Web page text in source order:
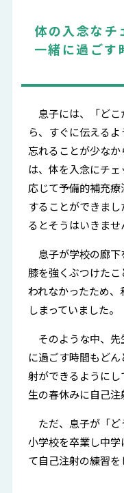
体の入念なチ
一緒に過ごす
息子には、「ど
ら、すぐに伝える
忘れることが少な
は、体を入念にチ
応じて予備的補充
することができま
るとそうはいきませ
息子が学校の廊
膝を強くぶつけた
われなかったため
しまっていました。
そのような中、
に過ごす時間もど
射ができるように
生の春休みに自己注
ただ、息子が「ど
小学校を卒業し中
て自己注射の練習を